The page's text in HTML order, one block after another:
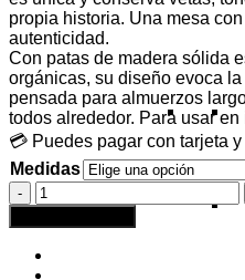
propia historia. Una mesa
autenticidad.
Con patas de madera sólida
orgánicas, su diseño evoca
pensada para almuerzos
todos alrededor. Para usar en
💳 Puedes pagar con tarjeta
Medidas
Mesa
Hornero
-
ENTREGA
INMEDIATA